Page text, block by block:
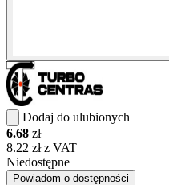
Dodaj do ulubionych
6.68 zł
8.22 zł z VAT
Niedostępne
Powiadom o dostępności